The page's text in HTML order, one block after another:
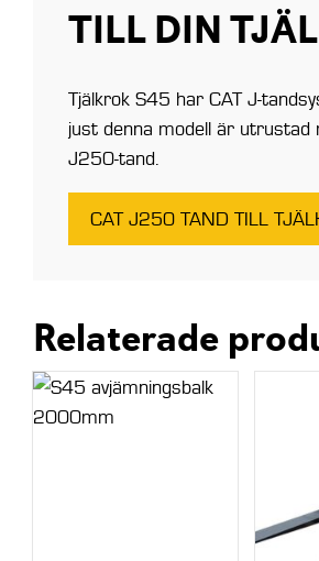
TILL DIN
Tjälkrok S45 har CAT J-
just denna modell är utrustad
J250-tand.
CAT J250 TAND TILL
Relaterade